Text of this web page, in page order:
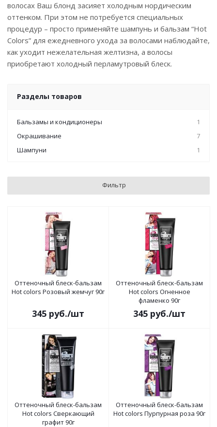
волосах Ваш блонд засияет холодным нордическим
оттенком. При этом не потребуется специальных
процедур – просто применяйте шампунь и бальзам “Hot
Colors” для ежедневного ухода за волосами наблюдайте,
как уходит нежелательная желтизна, а волосы
приобретают холодный перламутровый блеск.
Разделы товаров
Бальзамы и кондиционеры
1
Окрашивание
7
Шампуни
1
Фильтр
Оттеночный блеск-бальзам
Hot colors Розовый жемчуг 90г
345 руб./шт
Оттеночный блеск-бальзам
Hot colors Огненное
фламенко 90г
345 руб./шт
Оттеночный блеск-бальзам
Hot colors Сверкающий
графит 90г
Оттеночный блеск-бальзам
Hot colors Пурпурная роза 90г